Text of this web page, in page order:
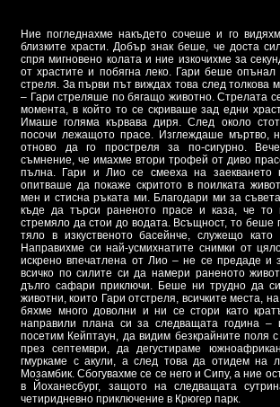
Ние погледнахме накъдето сочеше и го
близките храсти. Добър знак беше, че доста
спря мигновено колата и ние изкочихме за
от храстите и побягна леко. Гари беше
стреля. За първи път виждах това след толкова
– Гари стреляше по бягащо животно. Стрелата
момента, в който то се скриваше зад едни
Имаше голяма кървава диря. След около
посочи лежащото прасе. Изглеждаше мъртво,
отново да го простреля за по-сигурно.
съмнение, че имахме втори трофей от диво
пълна. Гари и Лио се смееха на заекването
опитваше да покаже скритото в поилката
мен и стисна ръката ми. Благодари ми за
къде да търси раненото прасе и каза, че то
стремяло да стои до водата. Всъщност, то беше
тяло в изкуственото басейнче, служещо
Направихме си най-усмихнатите снимки от
искрено впечатлена от Лио – не се предаде и
всичко по силите си да намери раненото
дълго сафари приключи. Беше ни трудно да
животни, които Гари отстреля, всичките места,
бяхме много доволни и ни се стори като
направили плана си за следващата година –
посетим Кейптаун, да видим безкрайните поля
през септември, да дегустираме
гмуркаме с акули, а след това да отидем на
Мозамбик. Сбогувахме се се него и Сипу, а ние
в Йоханесбург, защото на следващата
четиридневно приключение в Крюгер парк.